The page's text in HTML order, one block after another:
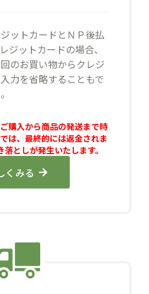
ットカードとＮＰ後払
ジットカードの場合、
のお買い物からクレジ
力を省略することもで
購入から商品の発送まで時
は、最終的には返金されま
としが発生いたします。
くみる